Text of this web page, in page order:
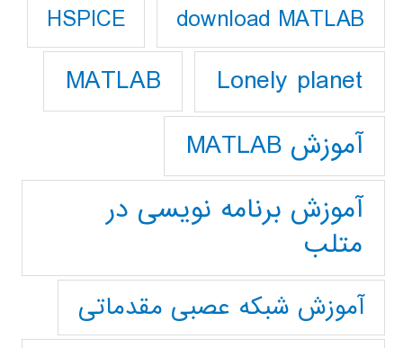
download MATLAB
HSPICE
Lonely planet
MATLAB
آموزش MATLAB
آموزش برنامه نویسی در
متلب
آموزش شبکه عصبی مقدماتی